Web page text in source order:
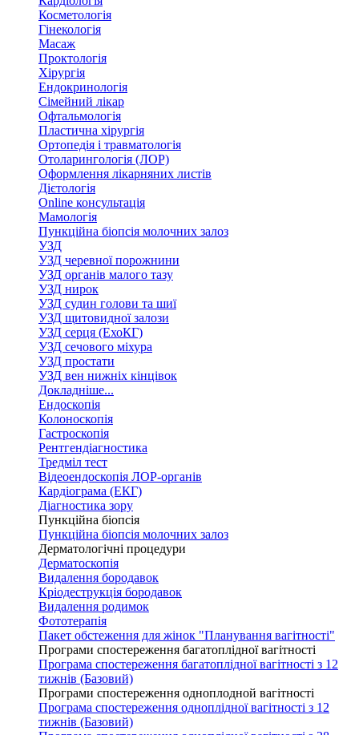
Косметологія
Гінекологія
Масаж
Проктологія
Хірургія
Ендокринологія
Сімейний лікар
Офтальмологія
Пластична хірургія
Ортопедія і травматологія
Отоларингологія (ЛОР)
Оформлення лікарняних листів
Дієтологія
Online консультація
Мамологія
Пункційна біопсія молочних залоз
УЗД
УЗД черевної порожнини
УЗД органів малого тазу
УЗД нирок
УЗД судин голови та шиї
УЗД щитовидної залози
УЗД серця (ЕхоКГ)
УЗД сечового міхура
УЗД простати
УЗД вен нижніх кінцівок
Докладніше...
Ендоскопія
Колоноскопія
Гастроскопія
Рентгендіагностика
Тредміл тест
Відеоендоскопія ЛОР-органів
Кардіограма (ЕКГ)
Діагностика зору
Пункційна біопсія
Пункційна біопсія молочних залоз
Дерматологічні процедури
Дерматоскопія
Видалення бородавок
Кріодеструкція бородавок
Видалення родимок
Фототерапія
Пакет обстеження для жінок "Планування вагітності"
Програми спостереження багатоплідної вагітності
Програма спостереження багатоплідної вагітності з 12
тижнів (Базовий)
Програми спостереження одноплодной вагітності
Програма спостереження одноплідної вагітності з 12
тижнів (Базовий)